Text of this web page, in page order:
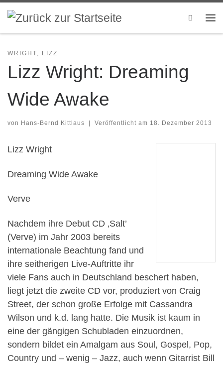
Zum Inhalt springen
Search
WRIGHT, LIZZ
Lizz Wright: Dreaming
Wide Awake
von Hans-Bernd Kittlaus Veröffentlicht am 18. Dezember 2013
Lizz Wright
Dreaming Wide Awake
Verve
Nachdem ihre Debut CD ‚Salt’
(Verve) im Jahr 2003 bereits
internationale Beachtung fand und
ihre seitherigen Live-Auftritte ihr
viele Fans auch in Deutschland beschert haben,
liegt jetzt die zweite CD vor, produziert von Craig
Street, der schon große Erfolge mit Cassandra
Wilson und k.d. lang hatte. Die Musik ist kaum in
eine der gängigen Schubladen einzuordnen,
sondern bildet ein Amalgam aus Soul, Gospel, Pop,
Country und – wenig – Jazz, auch wenn Gitarrist Bill